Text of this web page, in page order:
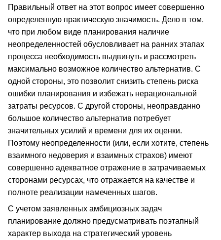
Правильный ответ на этот вопрос имеет совершенно
определенную практическую значимость. Дело в том,
что при любом виде планирования наличие
неопределенностей обусловливает на ранних этапах
процесса необходимость выдвинуть и рассмотреть
максимально возможное количество альтернатив. С
одной стороны, это позволит снизить степень риска
ошибки планирования и избежать нерациональной
затраты ресурсов. С другой стороны, неоправданно
большое количество альтернатив потребует
значительных усилий и времени для их оценки.
Поэтому неопределенности (или, если хотите, степень
взаимного недоверия и взаимных страхов) имеют
совершенно адекватное отражение в затрачиваемых
сторонами ресурсах, что отражается на качестве и
полноте реализации намеченных шагов.
С учетом заявленных амбициозных задач
планирование должно предусматривать поэтапный
характер выхода на стратегический уровень